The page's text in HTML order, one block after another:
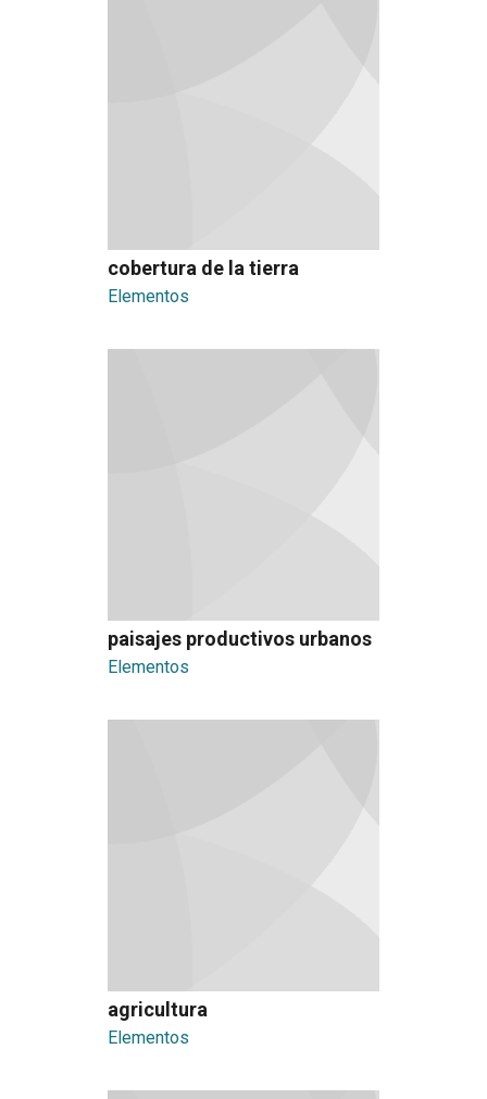
cobertura de la tierra
Elementos
paisajes productivos urbanos
Elementos
agricultura
Elementos